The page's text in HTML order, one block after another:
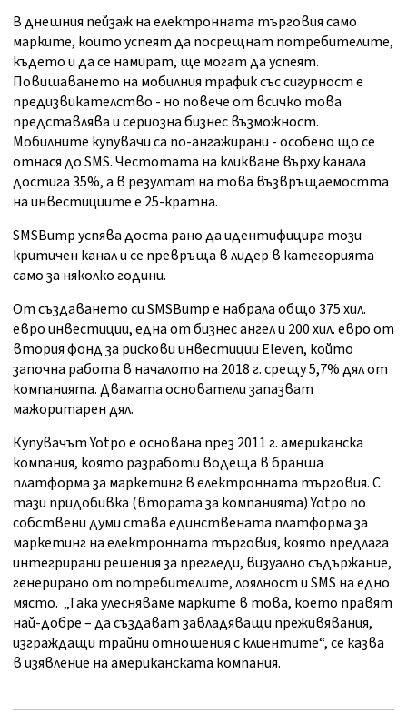
В днешния пейзаж на електронната търговия само
марките, които успеят да посрещнат потребителите,
където и да се намират, ще могат да успеят.
Повишаването на мобилния трафик със сигурност е
предизвикателство - но повече от всичко това
представлява и сериозна бизнес възможност.
Мобилните купувачи са по-ангажирани - особено що се
отнася до SMS. Честотата на кликване върху канала
достига 35%, а в резултат на това възвръщаемостта
на инвестициите е 25-кратна.
SMSBump успява доста рано да идентифицира този
критичен канал и се превръща в лидер в категорията
само за няколко години.
От създаването си SMSBump е набрала общо 375 хил.
евро инвестиции, една от бизнес ангел и 200 хил. евро от
втория фонд за рискови инвестиции Eleven, който
започна работа в началото на 2018 г. срещу 5,7% дял от
компанията. Двамата основатели запазват
мажоритарен дял.
Купувачът Yotpo е основана през 2011 г. американска
компания, която разработи водеща в бранша
платформа за маркетинг в електронната търговия. С
тази придобивка (втората за компанията) Yotpo по
собствени думи става единствената платформа за
маркетинг на електронната търговия, която предлага
интегрирани решения за прегледи, визуално съдържание,
генерирано от потребителите, лоялност и SMS на едно
място. „Така улесняваме марките в това, което правят
най-добре – да създават завладяващи преживявания,
изграждащи трайни отношения с клиентите“, се казва
в изявление на американската компания.